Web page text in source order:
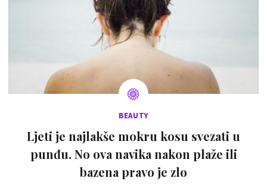
BEAUTY
Ljeti je najlakše mokru kosu svezati u
punđu. No ova navika nakon plaže ili
bazena pravo je zlo